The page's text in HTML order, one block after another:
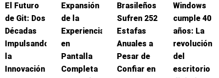
El Futuro
de Git: Dos
Décadas
Impulsando
la
Innovación
Expansión
de la
Experiencia
en
Pantalla
Completa
Brasileños
Sufren 252
Estafas
Anuales a
Pesar de
Confiar en
Windows
cumple 40
años: La
revolución
del
escritorio